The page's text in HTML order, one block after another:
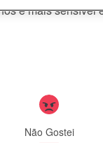
é mais sensível
Não Gostei